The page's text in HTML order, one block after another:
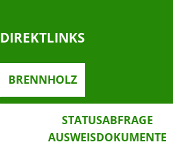
DIREKTLINKS
BRENNHOLZ
STATUSABFRAGE
AUSWEISDOKUMENTE